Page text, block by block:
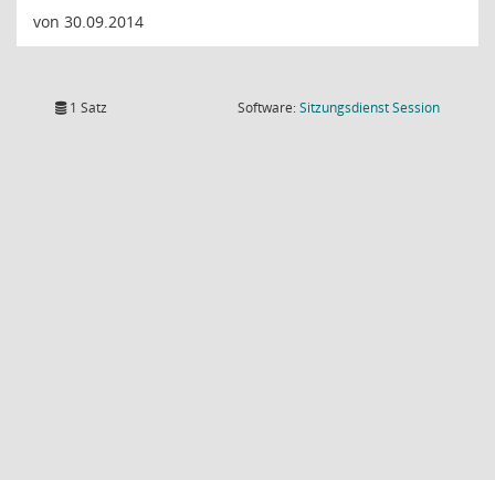
von 30.09.2014
1 Satz Software:SitzungsdienstSession(Wird in